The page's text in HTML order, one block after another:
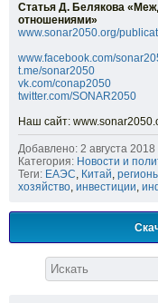
Статья Д. Белякова
отношениями»
www.sonar2050.org/
www.facebook.com/
t.me/sonar2050
vk.com/conap2050
twitter.com/SONAR2050
Наш сайт:
Добавлено: 2 августа 2018
Категория: Новости и
Теги: ЕАЭС, Китай,
хозяйство, инвестиции,